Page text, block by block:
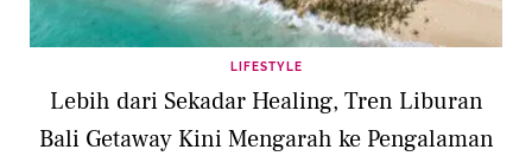
LIFESTYLE
Lebih dari Sekadar Healing, Tren Liburan
Bali Getaway Kini Mengarah ke Pengalaman